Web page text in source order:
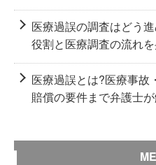
医療過誤の調査はどう
役割と医療調査の流れ
医療過誤とは?医療事故
賠償の要件まで弁護士